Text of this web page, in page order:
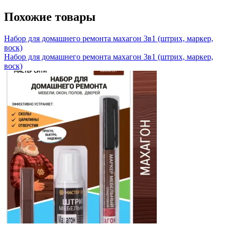
Похожие товары
Набор для домашнего ремонта махагон 3в1 (штрих, маркер,
воск)
Набор для домашнего ремонта махагон 3в1 (штрих, маркер,
воск)